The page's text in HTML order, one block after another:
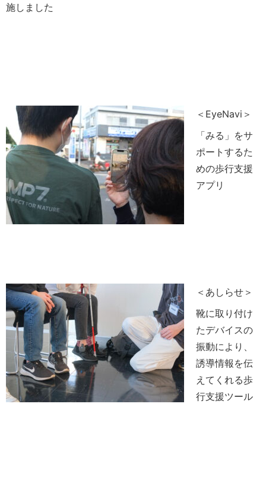
施しました
＜EyeNavi＞
「みる」をサ
ポートするた
めの歩行支援
アプリ
＜あしらせ＞
靴に取り付け
たデバイスの
振動により、
誘導情報を伝
えてくれる歩
行支援ツール